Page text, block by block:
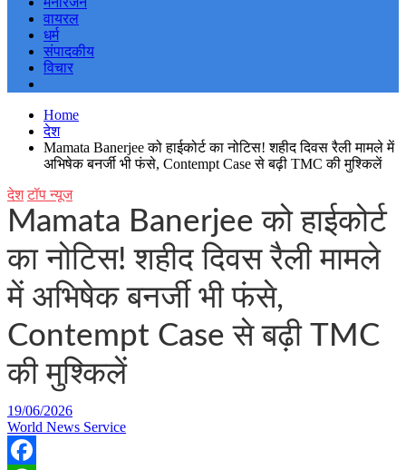
वायरल
धर्म
संपादकीय
विचार
Home
देश
Mamata Banerjee को हाईकोर्ट का नोटिस! शहीद दिवस रैली मामले में
अभिषेक बनर्जी भी फंसे, Contempt Case से बढ़ी TMC की मुश्किलें
देश टॉप न्यूज
Mamata Banerjee को हाईकोर्ट
का नोटिस! शहीद दिवस रैली मामले
में अभिषेक बनर्जी भी फंसे,
Contempt Case से बढ़ी TMC
की मुश्किलें
19/06/2026
World News Service